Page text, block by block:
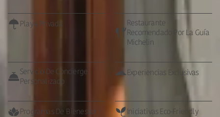
Playa Privada
Restaurante
Recomendado Por La Guía
Michelin
Servicio De Concierge
Personalizado
Experiencias Exclusivas
Programas De Bienestar Iniciativas Eco-Friendly